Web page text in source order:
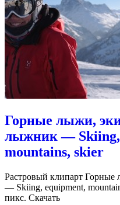
Горные лыжи,
лыжник — Skiing,
mountains, skier
Растровый клипарт
— Skiing, equipment,
пикс. Скачать